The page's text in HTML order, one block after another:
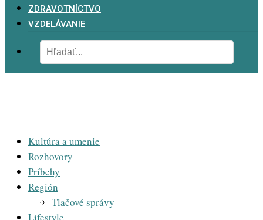
ZDRAVOTNÍCTVO
VZDELÁVANIE
Kultúra a umenie
Rozhovory
Príbehy
Región
Tlačové správy